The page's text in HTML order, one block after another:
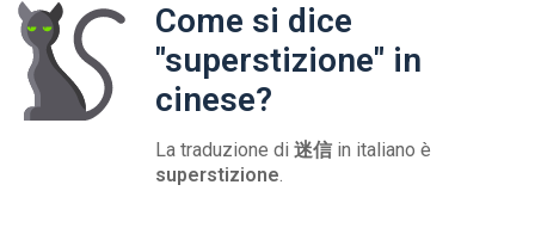
Come si dice
"superstizione" in
cinese?
La traduzione di 迷信 in italiano è
superstizione.